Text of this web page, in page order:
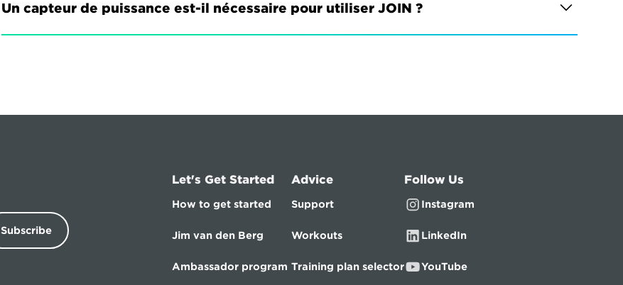
Un capteur de puissance est-il nécessaire pour utiliser JOIN ?
Subscribe
Let's Get Started
How to get started
Jim van den Berg
Ambassador program
Advice
Support
Workouts
Training plan selector
Follow Us
Instagram
LinkedIn
YouTube